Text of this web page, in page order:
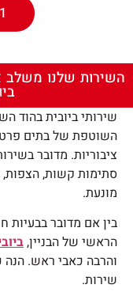
השירות שלנו משלב
שירותי ביובית בהוד
השוטפת של בתים
ציבוריות. מדובר
סתימות קשות, הצפות,
מונעת.
בין אם מדובר בבעיות
הראשי של הבניין,
והרבה כאבי ראש. הנה
שירות.